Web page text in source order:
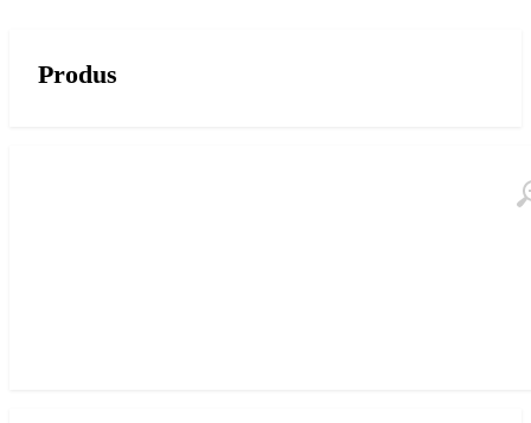
Produs